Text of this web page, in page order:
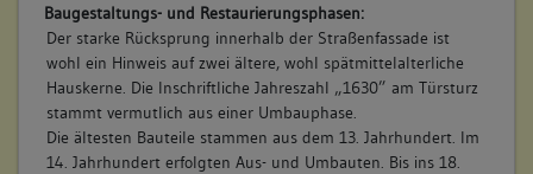
Baugestaltungs- und Restaurierungsphasen:
Der starke Rücksprung innerhalb der Straßenfassade ist
wohl ein Hinweis auf zwei ältere, wohl spätmittelalterliche
Hauskerne. Die Inschriftliche Jahreszahl „1630” am Türsturz
stammt vermutlich aus einer Umbauphase.
Die ältesten Bauteile stammen aus dem 13. Jahrhundert. Im
14. Jahrhundert erfolgten Aus- und Umbauten. Bis ins 18.